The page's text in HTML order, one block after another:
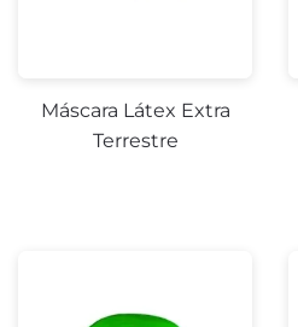
Máscara Látex Extra
Terrestre